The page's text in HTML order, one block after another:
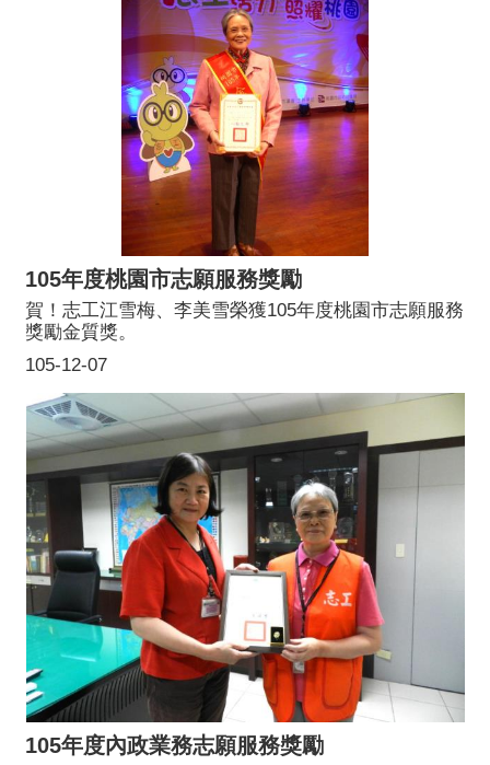
105年度桃園市志願服務獎勵
105-12-07
賀！志工江雪梅、李美雪榮獲105年度桃園市志願服務
獎勵金質獎。
105年度內政業務志願服務獎勵